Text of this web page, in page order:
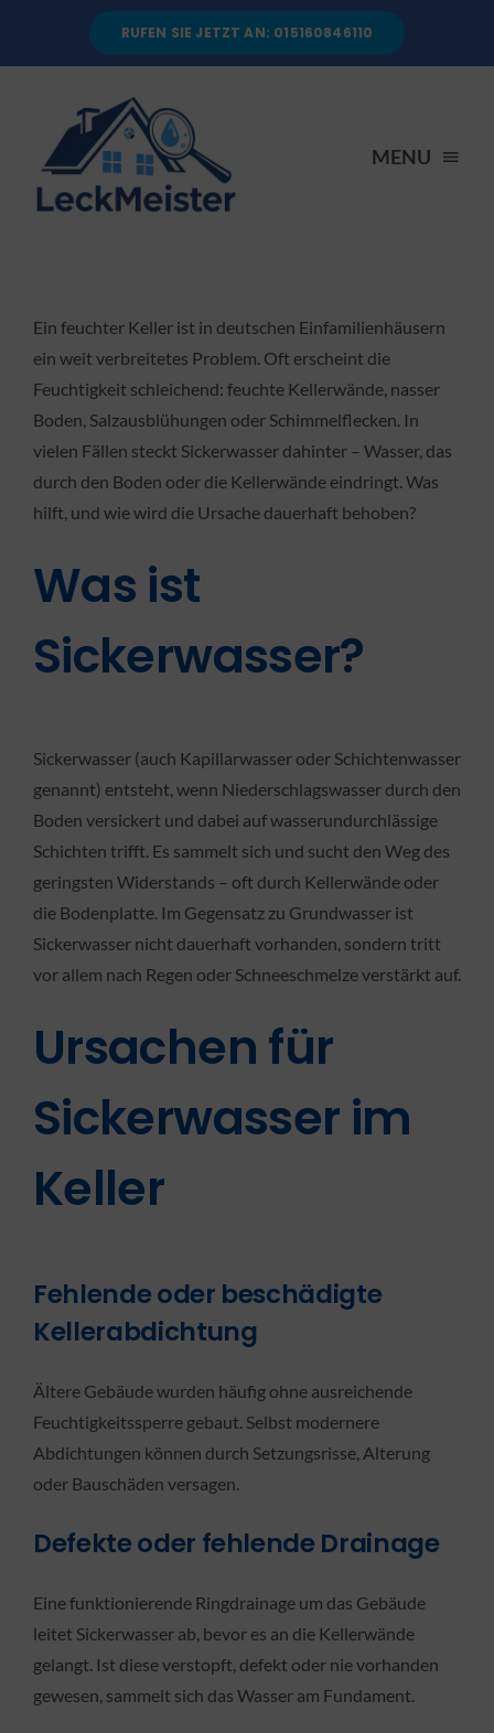
RUFEN SIE JETZT AN: 015160846110
MENU
DIENSTLEISTUNGEN
ÜBER UNS
Ein feuchter Keller ist in deutschen Einfamilienhäusern
ein weit verbreitetes Problem. Oft erscheint die
Feuchtigkeit schleichend: feuchte Kellerwände, nasser
Boden, Salzausblühungen oder Schimmelflecken. In
vielen Fällen steckt Sickerwasser dahinter – Wasser, das
durch den Boden oder die Kellerwände eindringt. Was
hilft, und wie wird die Ursache dauerhaft behoben?
Was ist
Sickerwasser?
Sickerwasser (auch Kapillarwasser oder Schichtenwasser
genannt) entsteht, wenn Niederschlagswasser durch den
Boden versickert und dabei auf wasserundurchlässige
Schichten trifft. Es sammelt sich und sucht den Weg des
geringsten Widerstands – oft durch Kellerwände oder
die Bodenplatte. Im Gegensatz zu Grundwasser ist
Sickerwasser nicht dauerhaft vorhanden, sondern tritt
vor allem nach Regen oder Schneeschmelze verstärkt auf.
Ursachen für
Sickerwasser im
Keller
Fehlende oder beschädigte
Kellerabdichtung
Ältere Gebäude wurden häufig ohne ausreichende
Feuchtigkeitssperre gebaut. Selbst modernere
Abdichtungen können durch Setzungsrisse, Alterung
oder Bauschäden versagen.
Defekte oder fehlende Drainage
Eine funktionierende Ringdrainage um das Gebäude
leitet Sickerwasser ab, bevor es an die Kellerwände
gelangt. Ist diese verstopft, defekt oder nie vorhanden
gewesen, sammelt sich das Wasser am Fundament.